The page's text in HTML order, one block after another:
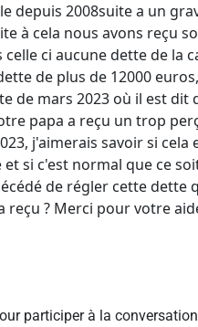
depuis 2008suite a un
à cela nous avons reçu
ci aucune dette de
de plus de 12000
de mars 2023 où il est
papa a reçu un trop
j'aimerais savoir si
si c'est normal que ce
de régler cette dette
reçu ? Merci pour votre
participer à la